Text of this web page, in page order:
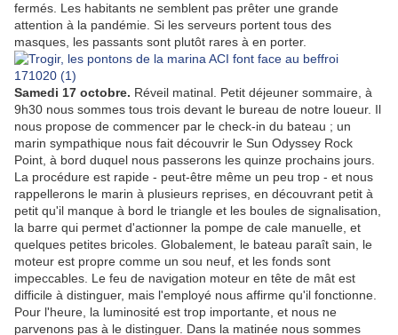
fermés. Les habitants ne semblent pas prêter une grande
attention à la pandémie. Si les serveurs portent tous des
masques, les passants sont plutôt rares à en porter.
Samedi 17 octobre. Réveil matinal. Petit déjeuner sommaire, à
9h30 nous sommes tous trois devant le bureau de notre loueur. Il
nous propose de commencer par le check-in du bateau ; un
marin sympathique nous fait découvrir le Sun Odyssey Rock
Point, à bord duquel nous passerons les quinze prochains jours.
La procédure est rapide - peut-être même un peu trop - et nous
rappellerons le marin à plusieurs reprises, en découvrant petit à
petit qu'il manque à bord le triangle et les boules de signalisation,
la barre qui permet d'actionner la pompe de cale manuelle, et
quelques petites bricoles. Globalement, le bateau paraît sain, le
moteur est propre comme un sou neuf, et les fonds sont
impeccables. Le feu de navigation moteur en tête de mât est
difficile à distinguer, mais l'employé nous affirme qu'il fonctionne.
Pour l'heure, la luminosité est trop importante, et nous ne
parvenons pas à le distinguer. Dans la matinée nous sommes